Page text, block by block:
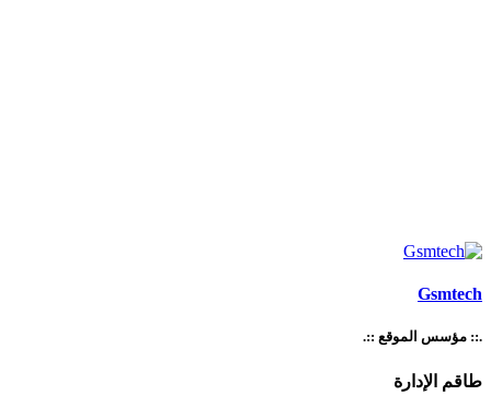
Gsmtech
.:: مؤسس الموقع ::.
طاقم الإدارة